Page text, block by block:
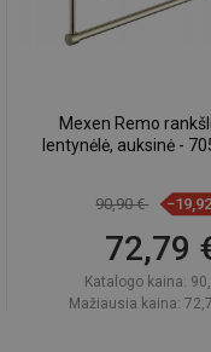
Mexen Remo
lentynėlė, auksinė -
90,90 €
72,79
Katalogo kaina:
Mažiausia kaina: